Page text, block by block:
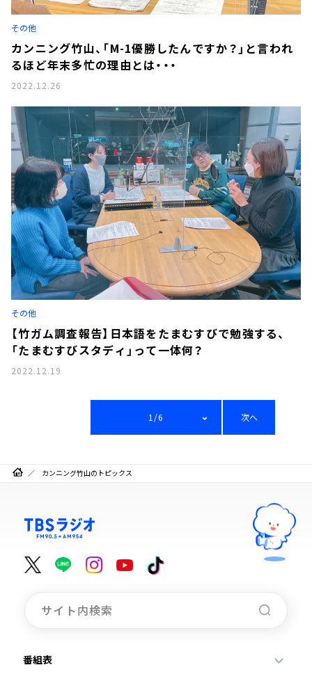
その他
カンニング竹山、「M-1優勝したんですか？」と言われ
るほど年末多忙の理由とは・・・
2022.12.26
その他
【竹ガム調査報告】日本語をたまむすびで勉強する、
「たまむすびスタディ」って一体何？
2022.12.19
1/6 次へ
カンニング竹山のトピックス
番組表